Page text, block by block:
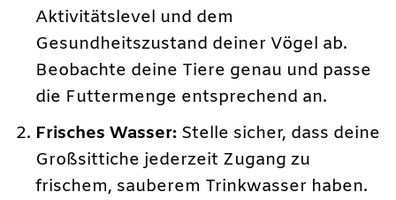
Aktivitätslevel und dem
Gesundheitszustand deiner Vögel ab.
Beobachte deine Tiere genau und passe
die Futtermenge entsprechend an.
Frisches Wasser: Stelle sicher, dass deine
Großsittiche jederzeit Zugang zu
frischem, sauberem Trinkwasser haben.